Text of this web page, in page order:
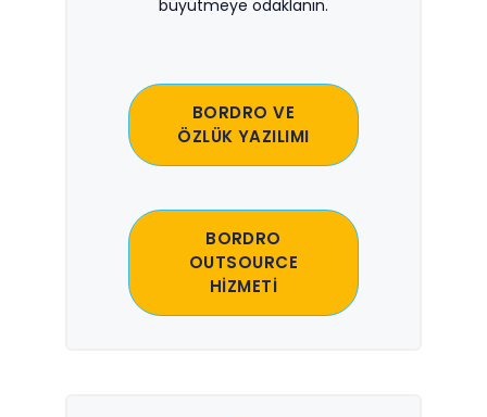
büyütmeye odaklanın.
BORDRO VE
ÖZLÜK YAZILIMI
BORDRO
OUTSOURCE
HİZMETİ